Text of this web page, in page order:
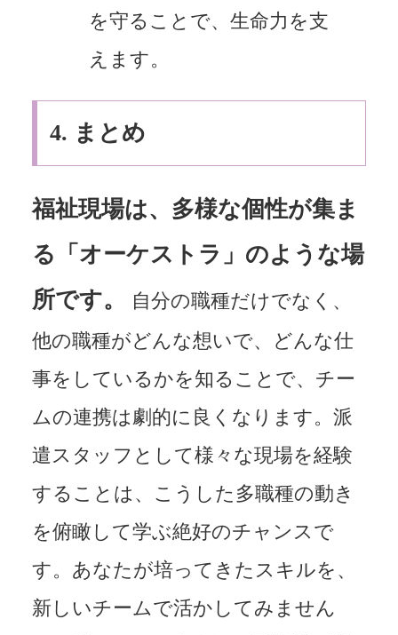
を守ることで、生命力を支
えます。
4. まとめ
福祉現場は、多様な個性が集ま
る「オーケストラ」のような場
所です。
自分の職種だけでなく、
他の職種がどんな想いで、どんな仕
事をしているかを知ることで、チー
ムの連携は劇的に良くなります。派
遣スタッフとして様々な現場を経験
することは、こうした多職種の動き
を俯瞰して学ぶ絶好のチャンスで
す。あなたが培ってきたスキルを、
新しいチームで活かしてみません